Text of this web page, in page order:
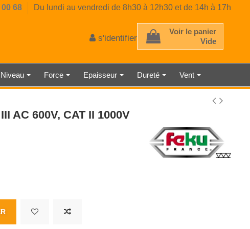
68 Du lundi au vendredi de 8h30 à 12h30 et de 14h à 17h
Voir le panier
Vide
s'identifier
THERMOMÈTRE INDUSTRIEL
DÉTECTEUR DE LUMINOSITÉ
SONOMÈTRE ENREGISTREUR
Niveau Force Epaisseur Dureté Vent
AC 600V, CAT II 1000V